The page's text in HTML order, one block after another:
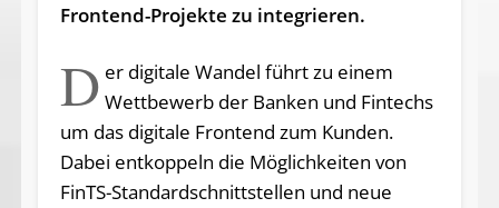
Frontend-Projekte zu integrieren.
D er digitale Wandel führt zu einem
Wettbewerb der Banken und Fintechs
um das digitale Frontend zum Kunden.
Dabei entkoppeln die Möglichkeiten von
FinTS-Standardschnittstellen und neue